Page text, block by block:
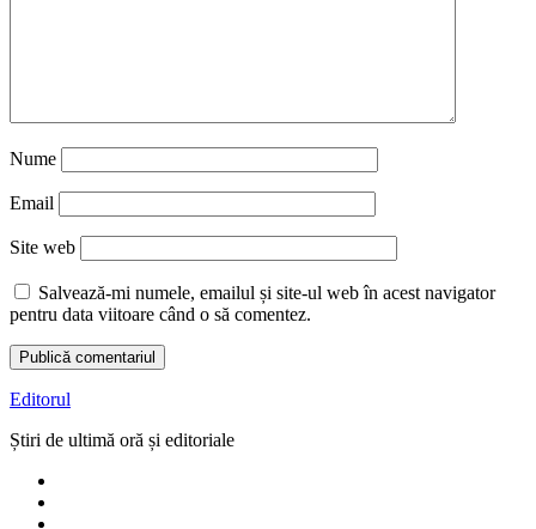
Nume
Email
Site web
Salvează-mi numele, emailul și site-ul web în acest navigator
pentru data viitoare când o să comentez.
Editorul
Știri de ultimă oră și editoriale